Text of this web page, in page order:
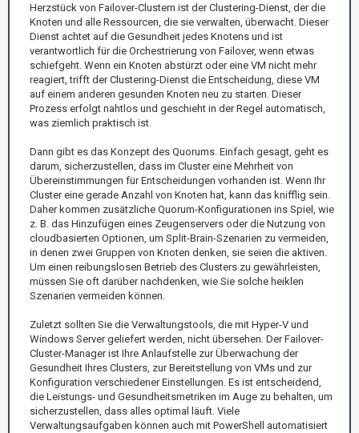
Herzstück von Failover-Clustern ist der Clustering-Dienst, der die
Knoten und alle Ressourcen, die sie verwalten, überwacht. Dieser
Dienst achtet auf die Gesundheit jedes Knotens und ist
verantwortlich für die Orchestrierung von Failover, wenn etwas
schiefgeht. Wenn ein Knoten abstürzt oder eine VM nicht mehr
reagiert, trifft der Clustering-Dienst die Entscheidung, diese VM
auf einem anderen gesunden Knoten neu zu starten. Dieser
Prozess erfolgt nahtlos und geschieht in der Regel automatisch,
was ziemlich praktisch ist.
Dann gibt es das Konzept des Quorums. Einfach gesagt, geht es
darum, sicherzustellen, dass im Cluster eine Mehrheit von
Übereinstimmungen für Entscheidungen vorhanden ist. Wenn Ihr
Cluster eine gerade Anzahl von Knoten hat, kann das knifflig sein.
Daher kommen zusätzliche Quorum-Konfigurationen ins Spiel, wie
z. B. das Hinzufügen eines Zeugenservers oder die Nutzung von
cloudbasierten Optionen, um Split-Brain-Szenarien zu vermeiden,
in denen zwei Gruppen von Knoten denken, sie seien die aktiven.
Um einen reibungslosen Betrieb des Clusters zu gewährleisten,
müssen Sie oft darüber nachdenken, wie Sie solche heiklen
Szenarien vermeiden können.
Zuletzt sollten Sie die Verwaltungstools, die mit Hyper-V und
Windows Server geliefert werden, nicht übersehen. Der Failover-
Cluster-Manager ist Ihre Anlaufstelle zur Überwachung der
Gesundheit Ihres Clusters, zur Bereitstellung von VMs und zur
Konfiguration verschiedener Einstellungen. Es ist entscheidend,
die Leistungs- und Gesundheitsmetriken im Auge zu behalten, um
sicherzustellen, dass alles optimal läuft. Viele
Verwaltungsaufgaben können auch mit PowerShell automatisiert